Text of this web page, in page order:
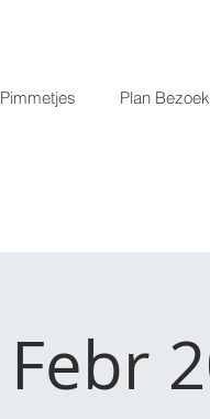
Pimmetjes Plan Bezoek